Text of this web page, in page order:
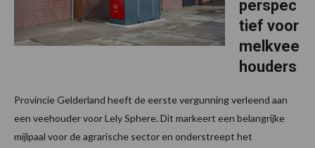
perspec
tief voor
melkvee
houders
Provincie Gelderland heeft de eerste vergunning verleend aan
een veehouder voor Lely Sphere. Dit markeert een belangrijke
mijlpaal voor de agrarische sector en onderstreept het